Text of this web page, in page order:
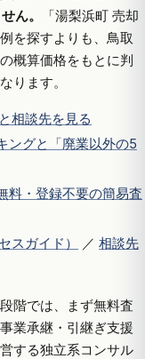
ん。
「湯梨浜町 売却
を探すよりも、鳥取
概算価格をもとに判
ります。
相談先を見る
ングと「廃業以外の5
料・登録不要の簡易査
スガイド）
／ 相談先
階では、まず無料査
業承継・引継ぎ支援
する独立系コンサル